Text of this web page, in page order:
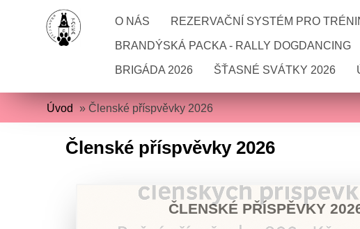
O NÁS REZERVAČNÍ SYSTÉM PRO
BRANDÝSKÁ PACKA - RALLY DOGDANCING
BRIGÁDA 2026 ŠŤASNÉ SVÁTKY 2026
Úvod »Členské příspvěvky 2026
Členské příspvěvky 2026
ČLENSKÉ PŘÍSPĚVKY